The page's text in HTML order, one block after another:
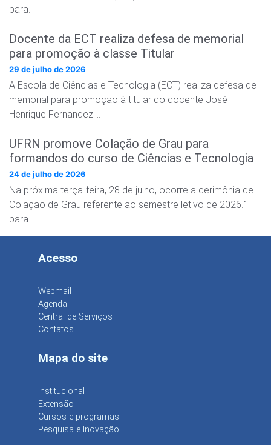
para…
Docente da ECT realiza defesa de memorial
para promoção à classe Titular
29 de julho de 2026
A Escola de Ciências e Tecnologia (ECT) realiza defesa de
memorial para promoção à titular do docente José
Henrique Fernandez….
UFRN promove Colação de Grau para
formandos do curso de Ciências e Tecnologia
24 de julho de 2026
Na próxima terça-feira, 28 de julho, ocorre a cerimônia de
Colação de Grau referente ao semestre letivo de 2026.1
para…
Acesso
Webmail
Agenda
Central de Serviços
Contatos
Mapa do site
Institucional
Extensão
Cursos e programas
Pesquisa e Inovação